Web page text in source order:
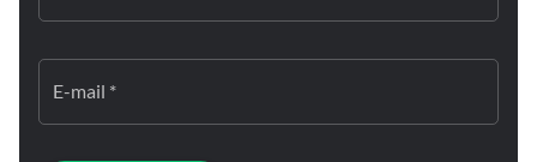
E-mail *